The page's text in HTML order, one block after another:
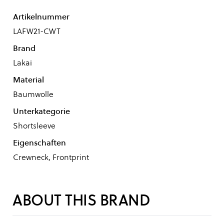
Artikelnummer
LAFW21-CWT
Brand
Lakai
Material
Baumwolle
Unterkategorie
Shortsleeve
Eigenschaften
Crewneck, Frontprint
ABOUT THIS BRAND